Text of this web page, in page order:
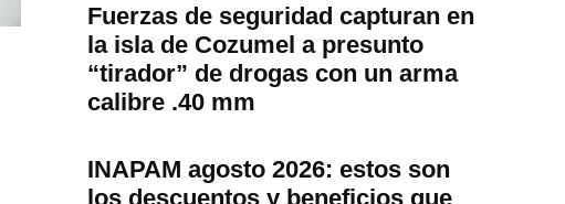
Fuerzas de seguridad capturan en
la isla de Cozumel a presunto
“tirador” de drogas con un arma
calibre .40 mm
INAPAM agosto 2026: estos son
los descuentos y beneficios que